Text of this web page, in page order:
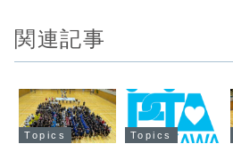
関連記事
Topics Topics